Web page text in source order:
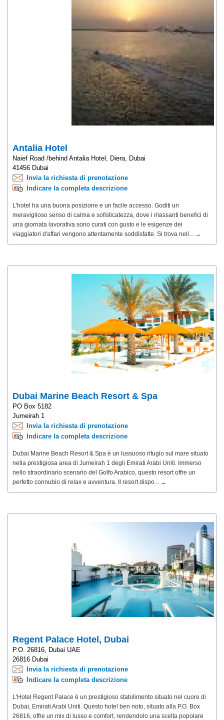
Antalia Hotel
Naief Road /behind Antalia Hotel, Diera, Dubai
41456 Dubai
Invia la richiesta di prenotazione
Indicare la completa descrizione
L'hotel ha una buona posizione e un facile accesso. Goditi un
meraviglioso senso di calma e sofisticatezza, dove i rilassanti benefici di
una giornata lavorativa sono curati con gusto e le esigenze dei
viaggiatori d'affari vengono attentamente soddisfatte. Si trova nell... →
Dubai Marine Beach Resort & Spa
PO Box 5182
Jumeirah 1
Invia la richiesta di prenotazione
Indicare la completa descrizione
Dubai Marine Beach Resort & Spa è un lussuoso rifugio sul mare situato
nella prestigiosa area di Jumeirah 1 degli Emirati Arabi Uniti. Immerso
nello straordinario scenario del Golfo Arabico, questo resort offre un
perfetto connubio di relax e avventura. Il resort dispo... →
Regent Palace Hotel, Dubai
P.O. 26816, Dubai UAE
26816 Dubai
Invia la richiesta di prenotazione
Indicare la completa descrizione
L'Hotel Regent Palace è un prestigioso stabilimento situato nel cuore di
Dubai, Emirati Arabi Uniti. Questo hotel ben noto, situato alla P.O. Box
26816, offre un mix di lusso e comfort, rendendolo una scelta popolare